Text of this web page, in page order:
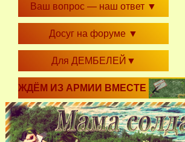
Ваш вопрос — наш ответ ▼
Досуг на форуме ▼
Для ДЕМБЕЛЕЙ ▼
ЖДЁМ ИЗ АРМИИ ВМЕСТЕ